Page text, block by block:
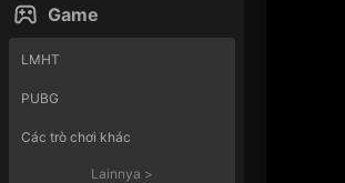
Game
LMHT
PUBG
Các trò chơi khác
Lainnya >